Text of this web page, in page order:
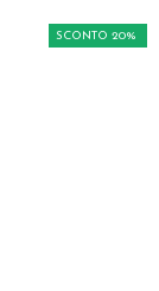
SCONTO 20%